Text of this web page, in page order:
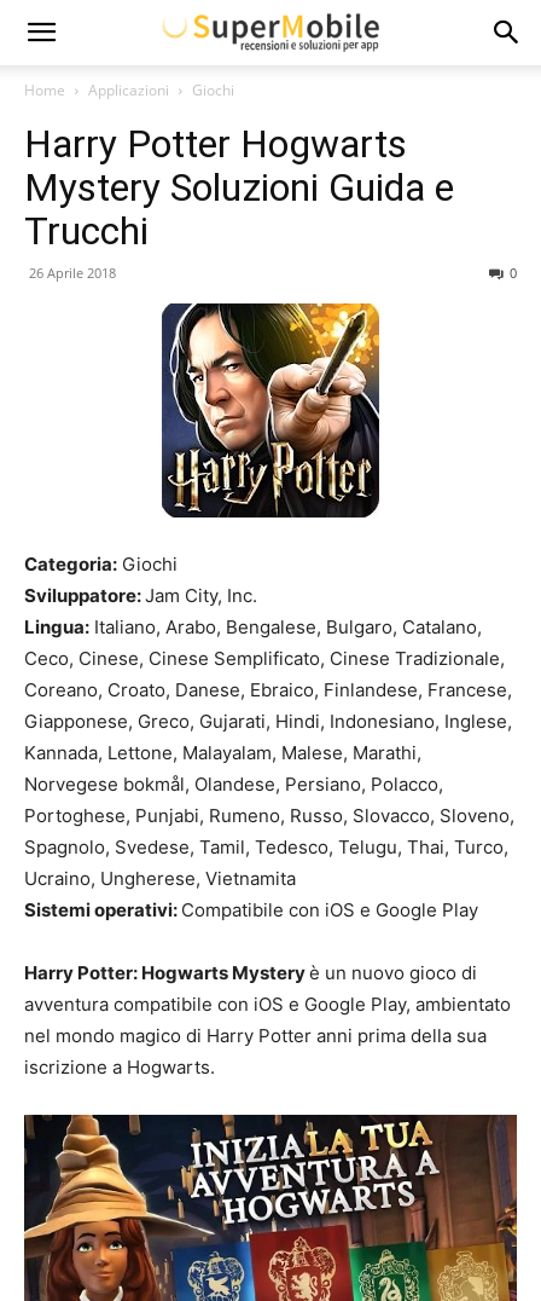
Super
Mobile
Home Applicazioni Giochi
Harry Potter Hogwarts
Mystery Soluzioni Guida e
Trucchi
26 Aprile 2018 0
Categoria: Giochi
Sviluppatore:Jam City, Inc.
Lingua: Italiano, Arabo, Bengalese, Bulgaro, Catalano,
Ceco, Cinese, Cinese Semplificato, Cinese Tradizionale,
Coreano, Croato, Danese, Ebraico, Finlandese, Francese,
Giapponese, Greco, Gujarati, Hindi, Indonesiano, Inglese,
Kannada, Lettone, Malayalam, Malese, Marathi,
Norvegese bokmål, Olandese, Persiano, Polacco,
Portoghese, Punjabi, Rumeno, Russo, Slovacco, Sloveno,
Spagnolo, Svedese, Tamil, Tedesco, Telugu, Thai, Turco,
Ucraino, Ungherese, Vietnamita
Sistemi operativi: Compatibile con iOS e Google Play
Harry Potter: Hogwarts Mysteryè un nuovo gioco di
avventura compatibile con iOS e Google Play, ambientato
nel mondo magico di Harry Potter anni prima della sua
iscrizione a Hogwarts.